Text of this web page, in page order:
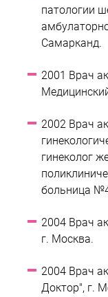
патологии
Самарканд.
2001 Врач
2002 Врач
гинеколог
больница
2004 Врач
г. Москва.
2004 Врач
Доктор", г.